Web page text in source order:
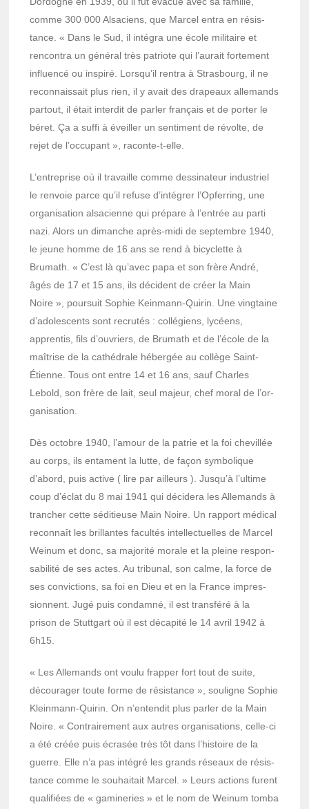
comme 300 000 Alsa­ciens, que Marcel entra en résis­
tance. « Dans le Sud, il inté­gra une école mili­taire et
rencon­tra un géné­ral très patriote qui l’au­rait forte­ment
influencé ou inspiré. Lorsqu’il rentra à Stras­bourg, il ne
recon­nais­sait plus rien, il y avait des drapeaux alle­mands
partout, il était inter­dit de parler français et de porter le
béret. Ça a suffi à éveiller un senti­ment de révolte, de
rejet de l’oc­cu­pant », raconte-t-elle.
L’en­tre­prise où il travaille comme dessi­na­teur indus­triel
le renvoie parce qu’il refuse d’in­té­grer l’Op­fer­ring, une
orga­ni­sa­tion alsa­cienne qui prépare à l’en­trée au parti
nazi. Alors un dimanche après-midi de septembre 1940,
le jeune homme de 16 ans se rend à bicy­clette à
Brumath. « C’est là qu’a­vec papa et son frère André,
âgés de 17 et 15 ans, ils décident de créer la Main
Noire », pour­suit Sophie Kein­mann-Quirin. Une ving­taine
d’ado­les­cents sont recru­tés : collé­giens, lycéens,
appren­tis, fils d’ou­vriers, de Brumath et de l’école de la
maîtrise de la cathé­drale héber­gée au collège Saint-
Étienne. Tous ont entre 14 et 16 ans, sauf Charles
Lebold, son frère de lait, seul majeur, chef moral de l’or­
ga­ni­sa­tion.
Dès octobre 1940, l’amour de la patrie et la foi chevillée
au corps, ils entament la lutte, de façon symbo­lique
d’abord, puis active ( lire par ailleurs ). Jusqu’à l’ul­time
coup d’éclat du 8 mai 1941 qui déci­dera les Alle­mands à
tran­cher cette sédi­tieuse Main Noire. Un rapport médi­cal
recon­naît les brillantes facul­tés intel­lec­tuelles de Marcel
Weinum et donc, sa majo­rité morale et la pleine respon­
sa­bi­lité de ses actes. Au tribu­nal, son calme, la force de
ses convic­tions, sa foi en Dieu et en la France impres­
sionnent. Jugé puis condamné, il est trans­féré à la
prison de Stutt­gart où il est déca­pité le 14 avril 1942 à
6h15.
« Les Alle­mands ont voulu frap­per fort tout de suite,
décou­ra­ger toute forme de résis­tance », souligne Sophie
Klein­mann-Quirin. On n’en­ten­dit plus parler de la Main
Noire. « Contrai­re­ment aux autres orga­ni­sa­tions, celle-ci
a été créée puis écra­sée très tôt dans l’his­toire de la
guerre. Elle n’a pas inté­gré les grands réseaux de résis­
tance comme le souhai­tait Marcel. » Leurs actions furent
quali­fiées de « gami­ne­ries » et le nom de Weinum tomba